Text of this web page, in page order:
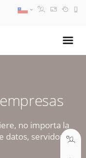
no importa la
datos, servidores,